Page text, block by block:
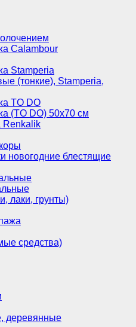
Calambour
Stamperia
(тонкие), Stamperia,
TO DO
(TO DO) 50х70 см
Renkalik
новогодние блестящие
лаки, грунты)
средства)
деревянные